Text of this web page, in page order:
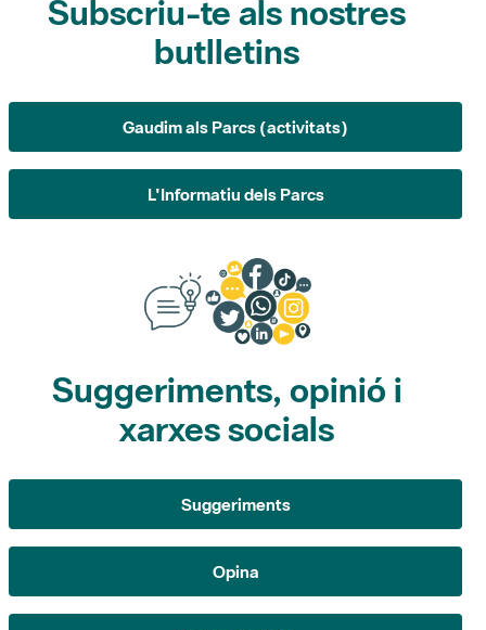
Gaudim als Parcs (activitats)
L'Informatiu dels Parcs
Suggeriments, opinió i
xarxes socials
Suggeriments
Opina
Xarxes socials